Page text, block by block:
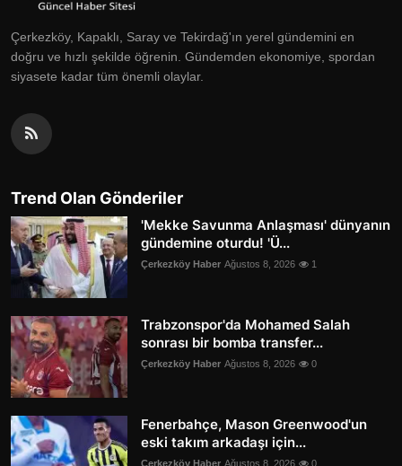
Çerkezköy, Kapaklı, Saray ve Tekirdağ'ın yerel gündemini en
doğru ve hızlı şekilde öğrenin. Gündemden ekonomiye, spordan
siyasete kadar tüm önemli olaylar.
Trend Olan Gönderiler
'Mekke Savunma Anlaşması' dünyanın
gündemine oturdu! 'Ü...
Çerkezköy Haber Ağustos 8, 2026 1
Trabzonspor'da Mohamed Salah
sonrası bir bomba transfer...
Çerkezköy Haber Ağustos 8, 2026 0
Fenerbahçe, Mason Greenwood'un
eski takım arkadaşı için...
Çerkezköy Haber Ağustos 8, 2026 0